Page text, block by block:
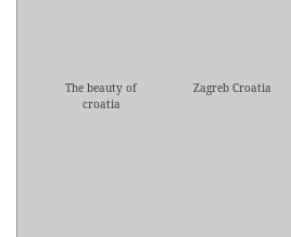
The beauty of
croatia
Zagreb Croatia